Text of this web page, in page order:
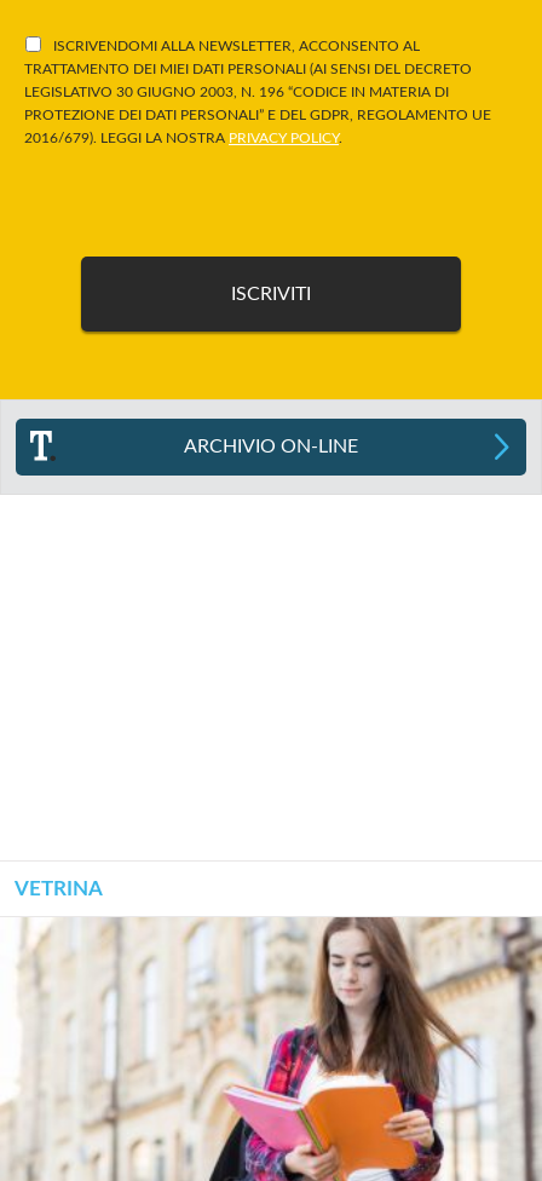
ISCRIVENDOMI ALLA NEWSLETTER, ACCONSENTO AL
TRATTAMENTO DEI MIEI DATI PERSONALI (AI SENSI DEL DECRETO
LEGISLATIVO 30 GIUGNO 2003, N. 196 “CODICE IN MATERIA DI
PROTEZIONE DEI DATI PERSONALI” E DEL GDPR, REGOLAMENTO UE
2016/679). LEGGI LA NOSTRA PRIVACY POLICY.
ARCHIVIO ON-LINE
VETRINA